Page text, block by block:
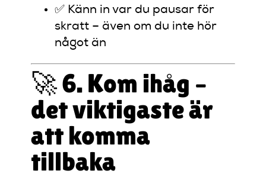
✅ Känn in var du pausar för
skratt – även om du inte hör
något än
🚀 6. Kom ihåg –
det viktigaste är
att komma
tillbaka